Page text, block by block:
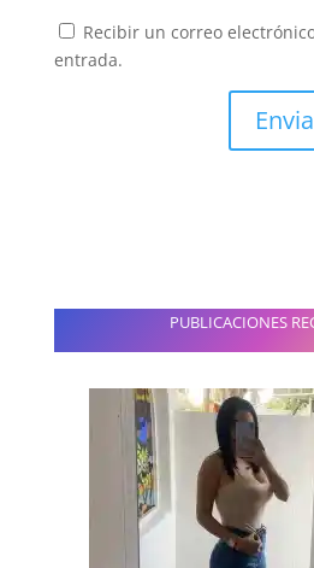
Recibir un correo
entrada.
PUBLICACIONES